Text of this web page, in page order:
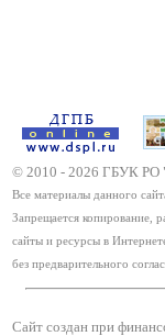
© 2010 - 2026 ГБУК РО
Все материалы данного
Запрещается копирование,
сайты и ресурсы в
без предварительного
Сайт создан при